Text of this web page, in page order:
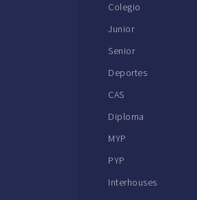
Colegio
Junior
Senior
Deportes
CAS
Diploma
MYP
PYP
Interhouses